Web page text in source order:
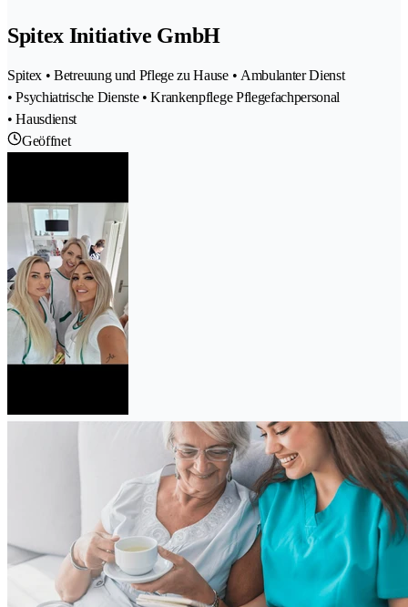
Spitex Initiative GmbH
Spitex • Betreuung und Pflege zu Hause • Ambulanter Dienst
• Psychiatrische Dienste • Krankenpflege Pflegefachpersonal
• Hausdienst
Geöffnet